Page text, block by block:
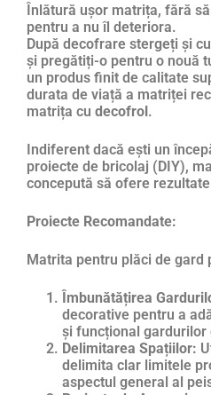
Înlătură ușor matrița, fără
pentru a nu îl deteriora.
După decofrare stergeți și
și pregătiți-o pentru o nouă
un produs finit de calitate
durata de viață a matriței
matrița cu decofrol.
Indiferent dacă ești un
proiecte de bricolaj (DIY),
concepută să ofere
Proiecte Recomandate:
Matrita pentru plăci de
Îmbunătățirea
decorative pentru a
și funcțional
Delimitarea Spațiilor:
delimita clar limitele
aspectul general al